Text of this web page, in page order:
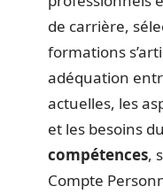
de carrière,
formations
adéquation
actuelles, les
et les besoins
compétences,
Compte